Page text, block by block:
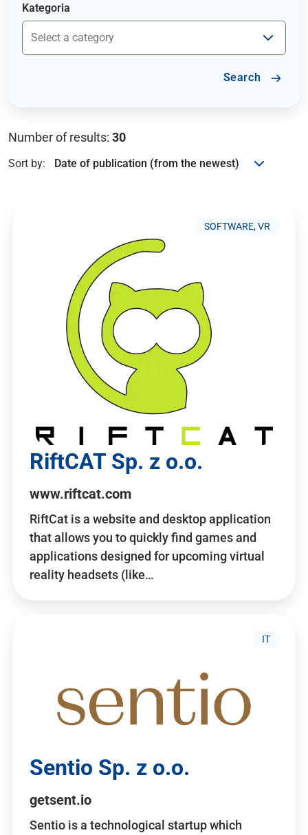
Kategoria
Search
Number of results: 30
Sort by:
SOFTWARE, VR
RiftCAT Sp. z o.o.
www.riftcat.com
RiftCat is a website and desktop application
that allows you to quickly find games and
applications designed for upcoming virtual
reality headsets (like…
IT
Sentio Sp. z o.o.
getsent.io
Sentio is a technological startup which